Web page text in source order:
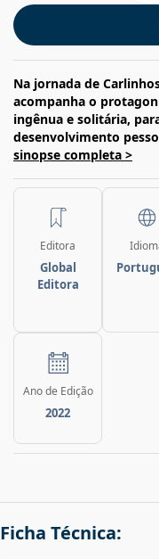
Na jornada de
acompanha o
ingênua e solitária,
desenvolvimento
sinopse completa >
Editora
Global
Editora
Ano de Edição
2022
Ficha Técnica: